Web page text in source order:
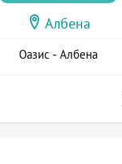
Албена
Оазис - Албена